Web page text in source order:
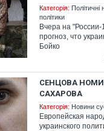
Категорія: Політичні
політики
Вчера на
прогноз, что
Бойко
СЕНЦОВА
САХАРОВА
Категорія: Новини
Европейская
украинского